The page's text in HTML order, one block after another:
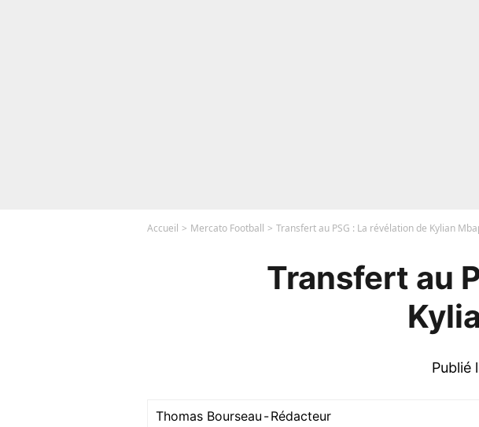
Accueil Mercato Football Transfert au PSG : La révélation de Kylian
Transfert au
Publié
Thomas Bourseau -Rédacteur